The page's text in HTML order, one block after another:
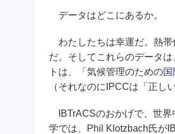
データはどこにあるか。
わたしたちは幸運だ。熱帯
だ。そしてこれらのデータ
トは、「気候管理のための
（それなのにIPCCは「正し
IBTrACSのおかげで、世界
学では、Phil Klotzbach氏が